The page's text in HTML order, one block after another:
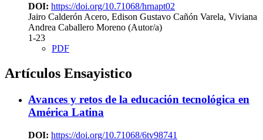
DOI: https://doi.org/10.71068/hrnapt02
Jairo Calderón Acero, Edison Gustavo Cañón Varela, Viviana
Andrea Caballero Moreno (Autor/a)
1-23
PDF
Artículos Ensayistico
Avances y retos de la educación tecnológica en
América Latina
DOI: https://doi.org/10.71068/6tv98741